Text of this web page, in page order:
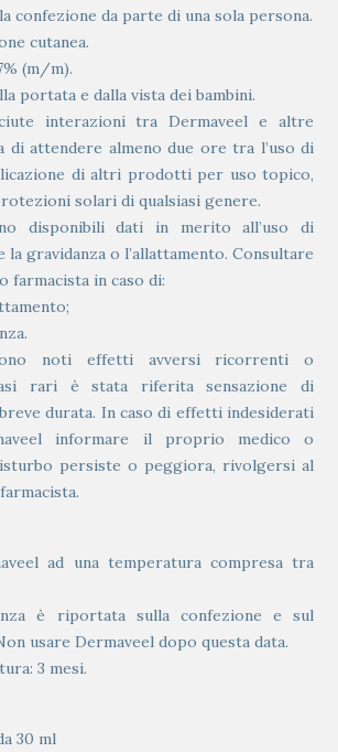
confezione da parte di una sola persona.
cutanea.
(m/m).
portata e dalla vista dei bambini.
interazioni tra Dermaveel e altre
di attendere almeno due ore tra l’uso di
di altri prodotti per uso topico,
solari di qualsiasi genere.
disponibili dati in merito all’uso di
la gravidanza o l’allattamento. Consultare
farmacista in caso di:
noti effetti avversi ricorrenti o
rari è stata riferita sensazione di
durata. In caso di effetti indesiderati
informare il proprio medico o
persiste o peggiora, rivolgersi al
ad una temperatura compresa tra
è riportata sulla confezione e sul
usare Dermaveel dopo questa data.
3 mesi.
30 ml